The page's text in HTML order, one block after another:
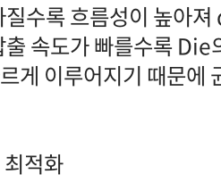
질수록 흐름성이 높
속도가 빠를수록 Die
게 이루어지기 때문에
적화